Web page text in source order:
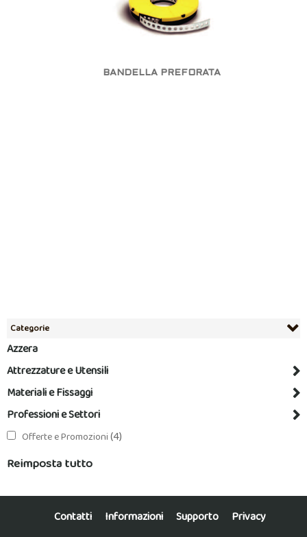
Categorie
Azzera
Attrezzature e Utensili
Materiali e Fissaggi
Professioni e Settori
Offerte e Promozioni(4)
Reimposta tutto
BANDELLA PREFORATA
Contatti Informazioni Supporto Privacy